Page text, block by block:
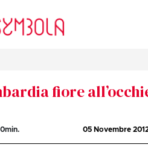
fiore
0min. 05 Novembre